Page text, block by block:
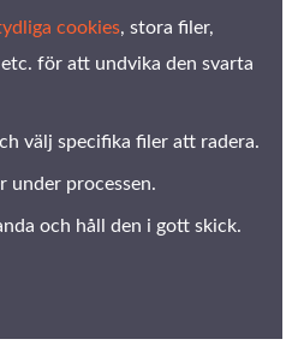
cookies, stora filer,
för att undvika den svarta
välj specifika filer att radera.
under processen.
och håll den i gott skick.